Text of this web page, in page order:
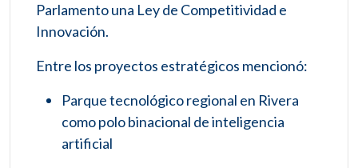
Parlamento una Ley de Competitividad e
Innovación.
Entre los proyectos estratégicos mencionó:
Parque tecnológico regional en Rivera
como polo binacional de inteligencia
artificial